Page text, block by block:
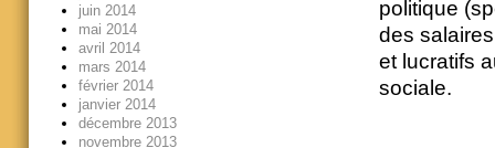
politique
des
et lucratifs
sociale.
juin 2014
mai 2014
avril 2014
mars 2014
février 2014
janvier 2014
décembre 2013
novembre 2013